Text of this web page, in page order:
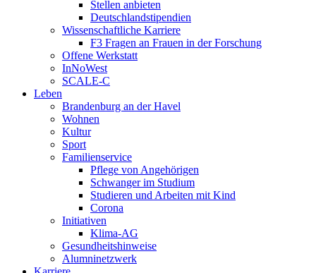
Stellen anbieten
Deutschlandstipendien
Wissenschaftliche Karriere
F3 Fragen an Frauen in der Forschung
Offene Werkstatt
InNoWest
SCALE-C
Leben
Brandenburg an der Havel
Wohnen
Kultur
Sport
Familienservice
Pflege von Angehörigen
Schwanger im Studium
Studieren und Arbeiten mit Kind
Corona
Initiativen
Klima-AG
Gesundheitshinweise
Alumninetzwerk